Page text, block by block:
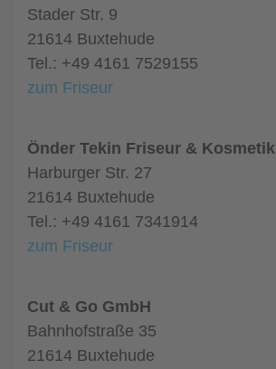
Stader Str. 9
21614 Buxtehude
Tel.: +49 4161 7529155
zum Friseur
Önder Tekin Friseur & Kosmetik
Harburger Str. 27
21614 Buxtehude
Tel.: +49 4161 7341914
zum Friseur
Cut & Go GmbH
Bahnhofstraße 35
21614 Buxtehude